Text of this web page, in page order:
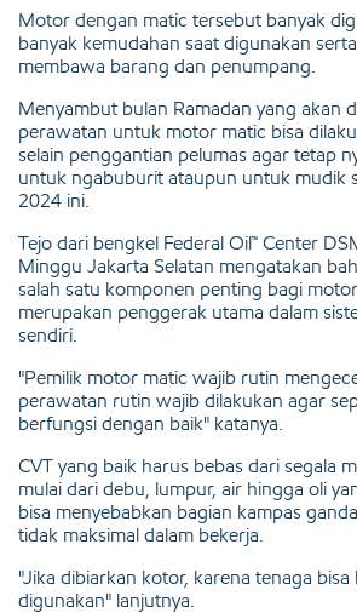
Motor dengan matic tersebut banyak
banyak kemudahan saat digunakan
membawa barang dan penumpang.
Menyambut bulan Ramadan yang akan
perawatan untuk motor matic bisa
selain penggantian pelumas agar tetap
untuk ngabuburit ataupun untuk mudik
2024 ini.
Tejo dari bengkel Federal Oil™ Center
Minggu Jakarta Selatan mengatakan
salah satu komponen penting bagi
merupakan penggerak utama dalam
sendiri.
"Pemilik motor matic wajib rutin
perawatan rutin wajib dilakukan agar
berfungsi dengan baik" katanya.
CVT yang baik harus bebas dari segala
mulai dari debu, lumpur, air hingga oli
bisa menyebabkan bagian kampas
tidak maksimal dalam bekerja.
"Jika dibiarkan kotor, karena tenaga bisa
digunakan" lanjutnya.